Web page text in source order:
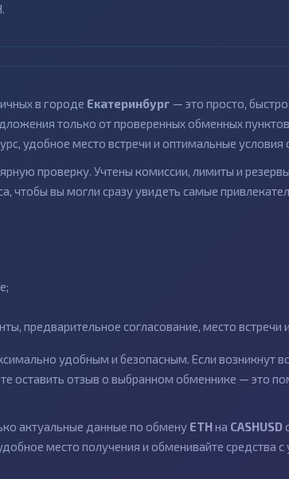
в городе Екатеринбург — это просто,
только от проверенных обменных
удобное место встречи и оптимальные условия
проверку. Учтены комиссии, лимиты и
чтобы вы могли сразу увидеть самые
предварительное согласование, место встречи
удобным и безопасным. Если возникнут
оставить отзыв о выбранном обменнике — это
актуальные данные по обмену ETHна CASHUSD
место получения и обменивайте средства с